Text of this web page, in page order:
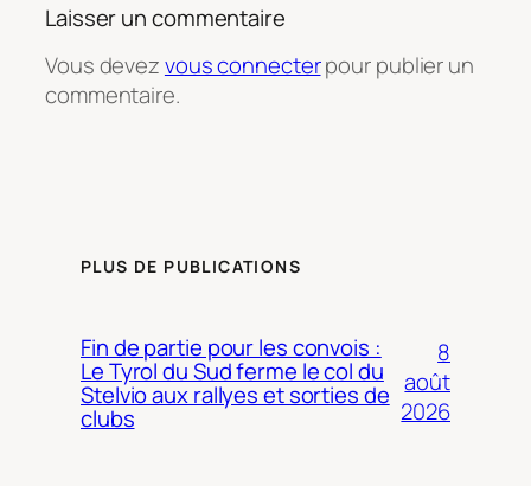
Laisser un commentaire
Vous devezvous connecterpour publier un
commentaire.
PLUS DE PUBLICATIONS
Fin de partie pour les convois :
Le Tyrol du Sud ferme le col du
Stelvio aux rallyes et sorties de
clubs
8
août
2026